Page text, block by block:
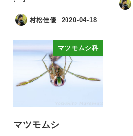
村松佳優 2020-04-18
マツモムシ科
マツモムシ